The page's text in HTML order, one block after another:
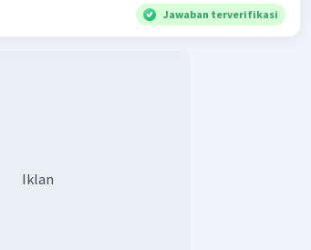
Jawaban terverifikasi
Iklan